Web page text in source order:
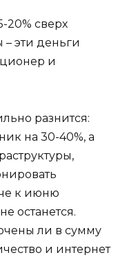
20% сверх
эти деньги
и
разнится:
на 30-40%, а
к июню
останется.
ли в сумму
и интернет